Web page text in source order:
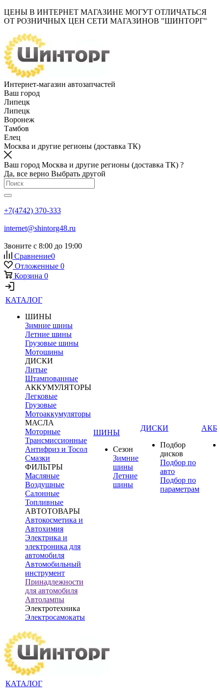
ЦЕНЫ В ИНТЕРНЕТ МАГАЗИНЕ МОГУТ ОТЛИЧАТЬСЯ
ОТ РОЗНИЧНЫХ ЦЕН СЕТИ МАГАЗИНОВ "ШИНТОРГ"
Интернет-магазин автозапчастей
Ваш город
Липецк
Липецк
Воронеж
Тамбов
Елец
Москва и другие регионы (доставка ТК)
Ваш город Москва и другие регионы (доставка ТК) ?
Да, все верно Выбрать другой
+7(4742) 370-333
internet@shintorg48.ru
Звоните с 8:00 до 19:00
Сравнение0
Отложенные 0
Корзина 0
КАТАЛОГ
ШИНЫ
Зимние шины
Летние шины
Грузовые шины
Мотошины
ДИСКИ
Литые
Штампованные
АККУМУЛЯТОРЫ
Легковые
Грузовые
Мотоаккумуляторы
МАСЛА
Моторные
Трансмиссионные
Антифриз и Тосол
Смазки
ФИЛЬТРЫ
Масляные
Воздушные
Салонные
Топливные
АВТОТОВАРЫ
Автокосметика и
Автохимия
Электрика и
электроника для
автомобиля
Автомобильный
инструмент
Принадлежности
для автомобиля
Автолампы
Электротехника
Электросамокаты
ШИНЫ
Сезон
Зимние
шины
Летние
шины
ДИСКИ
Подбор
дисков
Подбор по
авто
Подбор по
параметрам
АКБ
КАТАЛОГ